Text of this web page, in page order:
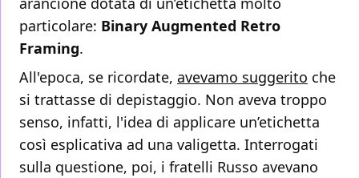
particolare: Binary Augmented Retro
Framing.
All'epoca, se ricordate, avevamo suggerito che
si trattasse di depistaggio. Non aveva troppo
senso, infatti, l'idea di applicare un’etichetta
così esplicativa ad una valigetta. Interrogati
sulla questione, poi, i fratelli Russo avevano